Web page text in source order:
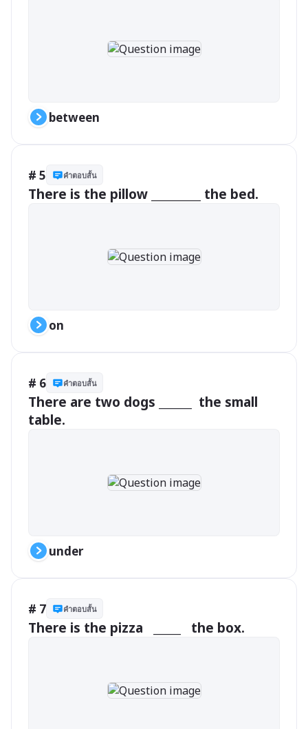
between
# 5 คำตอบสั้น
There is the pillow _________ the bed.
on
# 6 คำตอบสั้น
There are two dogs ______  the small
table.
under
# 7 คำตอบสั้น
There is the pizza   _____   the box.